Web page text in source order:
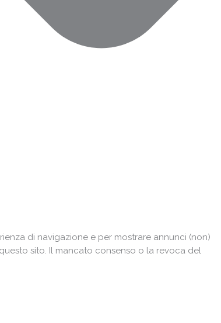
di navigazione e per mostrare annunci (non)
sito. Il mancato consenso o la revoca del